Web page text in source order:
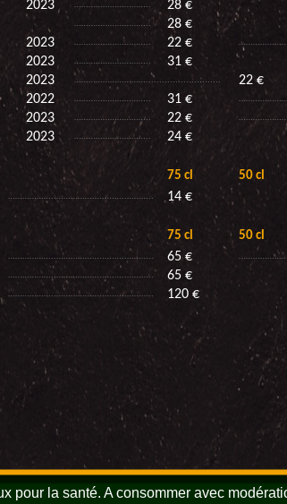
pour la santé. A consommer avec